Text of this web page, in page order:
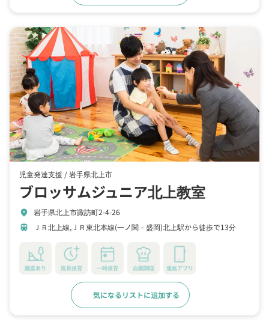
児童発達支援 /岩手県北上市
ブロッサムジュニア北上教室
location_on 岩手県北上市諏訪町2-4-26
train ＪＲ北上線,ＪＲ東北本線(一ノ関－盛岡)北上駅から徒歩で13分
園庭あり 延長保育 一時保育 自園調理 連絡アプリ
気になるリストに追加する